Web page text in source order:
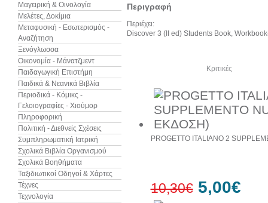
Μαγειρική & Οινολογία
Μελέτες, Δοκίμια
Μεταφυσική - Εσωτερισμός -
Αναζήτηση
Ξενόγλωσσα
Οικονομία - Μάνατζμεντ
Παιδαγωγική Επιστήμη
Παιδικά & Νεανικά Βιβλία
Περιοδικά - Κόμικς -
Γελοιογραφίες - Χιούμορ
Πληροφορική
Πολιτική - Διεθνείς Σχέσεις
Συμπληρωματική Ιατρική
Σχολικά Βιβλία Οργανισμού
Σχολικά Βοηθήματα
Ταξιδιωτικοί Οδηγοί & Χάρτες
Τέχνες
Τεχνολογία
Περιγραφή
Περιέχει:
Discover 3 (II ed) Students Book,
Κριτικές
PROGETTO ITALIANO 2
10,30€ 5,00€